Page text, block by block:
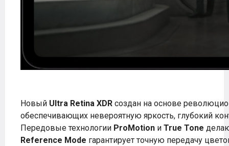
Новый Ultra Retina XDR создан на основе
обеспечивающих невероятную яркость, глубокий
Передовые технологии ProMotion и True Tone
Reference Mode гарантирует точную передачу